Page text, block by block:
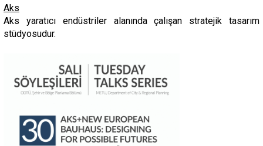
Aks
Aks yaratıcı endüstriler alanında çalışan stratejik tasarım
stüdyosudur.